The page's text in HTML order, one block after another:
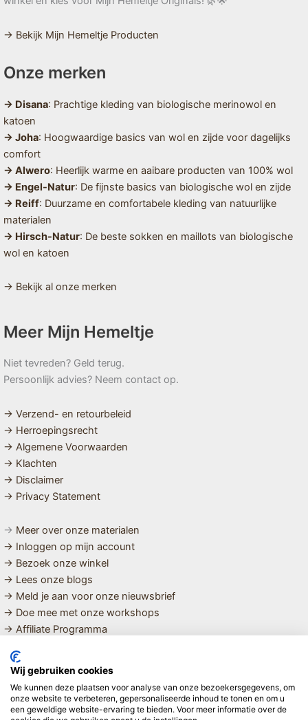
→ Bekijk Mijn Hemeltje Producten
Onze merken
→ Disana: Prachtige kleding van biologische merinowol en
katoen
→ Joha: Hoogwaardige basics van wol en zijde voor dagelijks
comfort
→ Alwero: Heerlijk warme en aaibare producten van 100% wol
→ Engel-Natur: De fijnste basics van biologische wol en zijde
→ Reiff: Duurzame en comfortabele kleding van natuurlijke
materialen
→ Hirsch-Natur: De beste sokken en maillots van biologische
wol en katoen
→ Bekijk al onze merken
Meer Mijn Hemeltje
Niet tevreden? Geld terug.
Persoonlijk advies? Neem contact op.
→ Verzend- en retourbeleid
→ Herroepingsrecht
→ Algemene Voorwaarden
→ Klachten
→ Disclaimer
→ Privacy Statement
→ Meer over onze materialen
→ Inloggen op mijn account
→ Bezoek onze winkel
→ Lees onze blogs
→ Meld je aan voor onze nieuwsbrief
→ Doe mee met onze workshops
→ Affiliate Programma
MET LIEFDE SAMENGESTELDE
BIOLOGISCHE EN DUURZAME PRODUCTEN VOOR HET HELE
GEZIN
Wij gebruiken cookies
We kunnen deze plaatsen voor analyse van onze bezoekersgegevens, om
onze website te verbeteren, gepersonaliseerde inhoud te tonen en om u
een geweldige website-ervaring te bieden. Voor meer informatie over de